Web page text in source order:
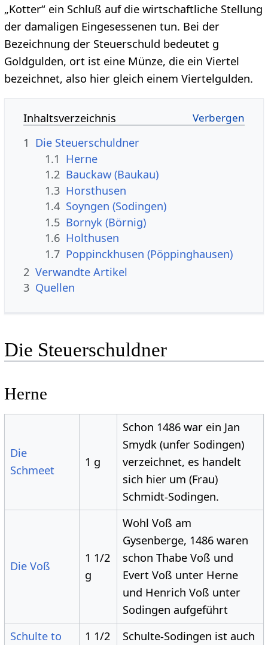
„Kotter“ ein Schluß auf die wirtschaftliche Stellung
der damaligen Eingesessenen tun. Bei der
Bezeichnung der Steuerschuld bedeutet g
Goldgulden, ort ist eine Münze, die ein Viertel
bezeichnet, also hier gleich einem Viertelgulden.
Inhaltsverzeichnis
1 Die Steuerschuldner
1.1 Herne
1.2 Bauckaw (Baukau)
1.3 Horsthusen
1.4 Soyngen (Sodingen)
1.5 Bornyk (Börnig)
1.6 Holthusen
1.7 Poppinckhusen (Pöppinghausen)
2 Verwandte Artikel
3 Quellen
Die Steuerschuldner
Herne
Die
Schmeet
1 g
Schon 1486 war ein Jan
Smydk (unfer Sodingen)
verzeichnet, es handelt
sich hier um (Frau)
Schmidt-Sodingen.
Die Voß
1 1/2
g
Wohl Voß am
Gysenberge, 1486 waren
schon Thabe Voß und
Evert Voß unter Herne
und Henrich Voß unter
Sodingen aufgeführt
Schulte to
1 1/2
Schulte-Sodingen ist auch